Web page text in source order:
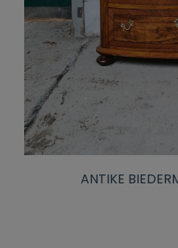
ANTIKE